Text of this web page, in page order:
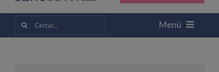
Cerca
…
Menú